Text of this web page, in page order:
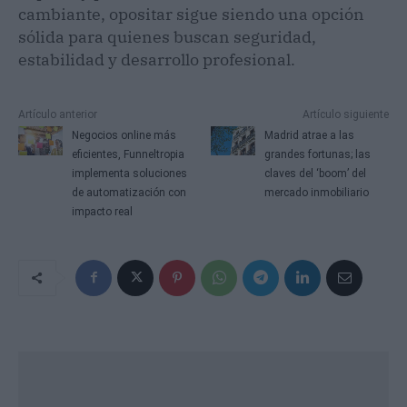
cambiante, opositar sigue siendo una opción
sólida para quienes buscan seguridad,
estabilidad y desarrollo profesional.
Artículo anterior
Negocios online más
eficientes, Funneltropia
implementa soluciones
de automatización con
impacto real
Artículo siguiente
Madrid atrae a las
grandes fortunas; las
claves del ‘boom’ del
mercado inmobiliario